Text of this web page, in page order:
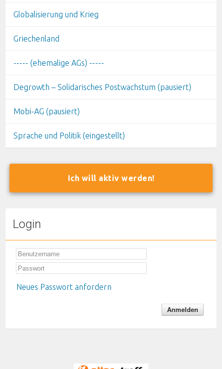
Globalisierung und Krieg
Griechenland
----- (ehemalige AGs) -----
Degrowth – Solidarisches Postwachstum (pausiert)
Mobi-AG (pausiert)
Sprache und Politik (eingestellt)
Ich will aktiv werden!
Login
Neues Passwort anfordern